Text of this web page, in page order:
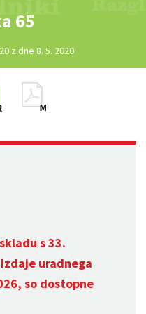
65
z dne 8. 5. 2020
s 33.
uradnega
so dostopne